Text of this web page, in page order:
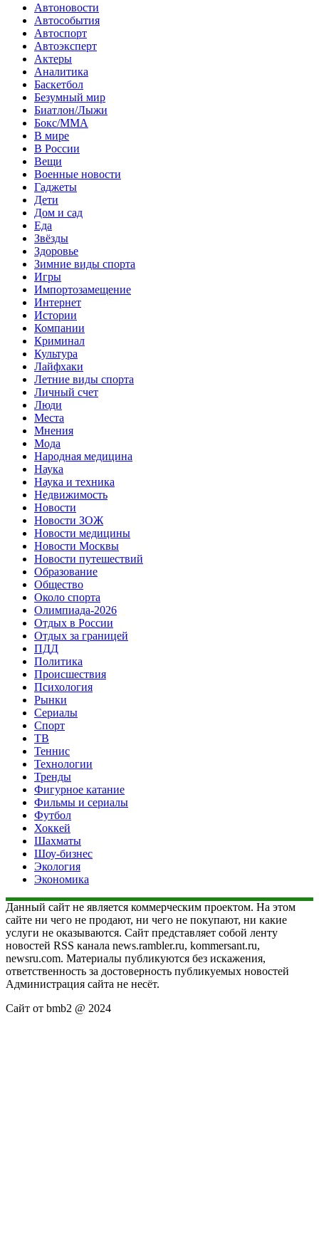
Автоновости
Автособытия
Автоспорт
Автоэксперт
Актеры
Аналитика
Баскетбол
Безумный мир
Биатлон/Лыжи
Бокс/MMA
В мире
В России
Вещи
Военные новости
Гаджеты
Дети
Дом и сад
Еда
Звёзды
Здоровье
Зимние виды спорта
Игры
Импортозамещение
Интернет
Истории
Компании
Криминал
Культура
Лайфхаки
Летние виды спорта
Личный счет
Люди
Места
Мнения
Мода
Народная медицина
Наука
Наука и техника
Недвижимость
Новости
Новости ЗОЖ
Новости медицины
Новости Москвы
Новости путешествий
Образование
Общество
Около спорта
Олимпиада-2026
Отдых в России
Отдых за границей
ПДД
Политика
Происшествия
Психология
Рынки
Сериалы
Спорт
ТВ
Теннис
Технологии
Тренды
Фигурное катание
Фильмы и сериалы
Футбол
Хоккей
Шахматы
Шоу-бизнес
Экология
Экономика
Данный сайт не является коммерческим проектом. На этом
сайте ни чего не продают, ни чего не покупают, ни какие
услуги не оказываются. Сайт представляет собой ленту
новостей RSS канала news.rambler.ru, kommersant.ru,
newsru.com. Материалы публикуются без искажения,
ответственность за достоверность публикуемых новостей
Администрация сайта не несёт.
Сайт от bmb2 @ 2024